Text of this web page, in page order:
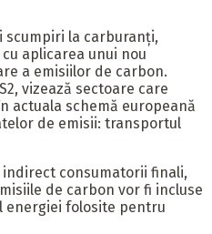
scumpiri la carburanți,
aplicarea unui nou
a emisiilor de carbon.
vizează sectoare care
actuala schemă europeană
de emisii: transportul
consumatorii finali,
de carbon vor fi incluse
energiei folosite pentru